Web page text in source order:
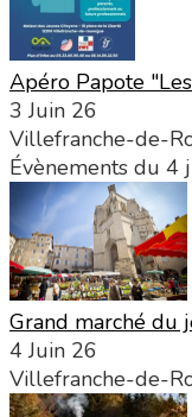
Apéro Papote
3 Juin 26
Villefranche-de-
Évènements du 4
Grand marché du
4 Juin 26
Villefranche-de-